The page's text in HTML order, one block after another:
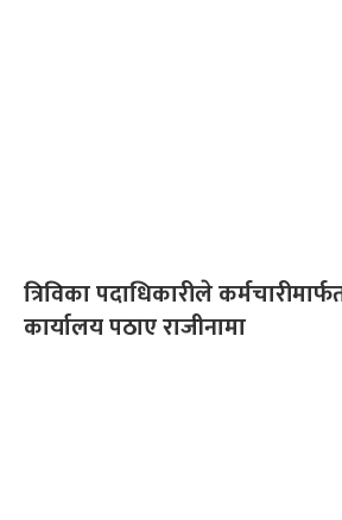
त्रिविका पदाधिकारीले
कार्यालय पठाए राजीनामा